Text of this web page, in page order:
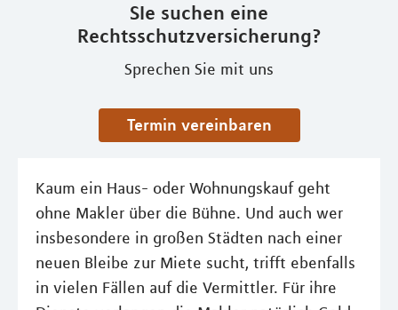
SIe suchen eine
Rechtsschutzversicherung?
Sprechen Sie mit uns
Termin vereinbaren
Kaum ein Haus- oder Wohnungskauf geht
ohne Makler über die Bühne. Und auch wer
insbesondere in großen Städten nach einer
neuen Bleibe zur Miete sucht, trifft ebenfalls
in vielen Fällen auf die Vermittler. Für ihre